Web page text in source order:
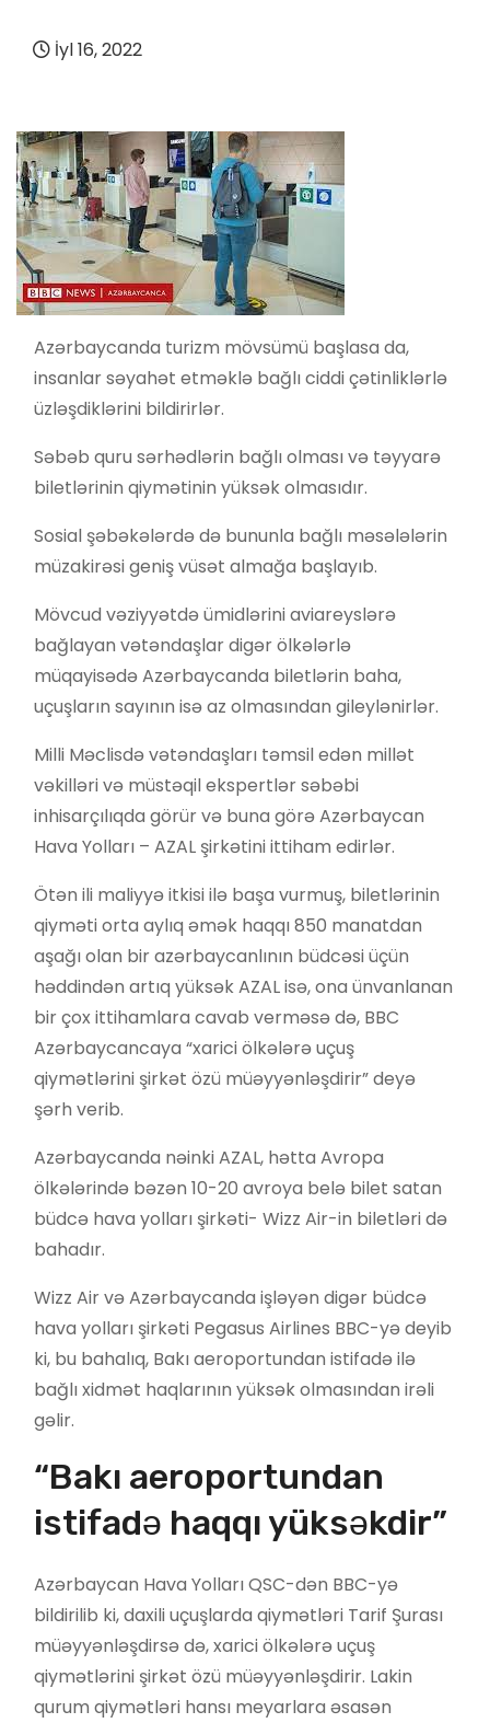
İyl 16, 2022
Azərbaycanda turizm mövsümü başlasa da,
insanlar səyahət etməklə bağlı ciddi çətinliklərlə
üzləşdiklərini bildirirlər.
Səbəb quru sərhədlərin bağlı olması və təyyarə
biletlərinin qiymətinin yüksək olmasıdır.
Sosial şəbəkələrdə də bununla bağlı məsələlərin
müzakirəsi geniş vüsət almağa başlayıb.
Mövcud vəziyyətdə ümidlərini aviareyslərə
bağlayan vətəndaşlar digər ölkələrlə
müqayisədə Azərbaycanda biletlərin baha,
uçuşların sayının isə az olmasından gileylənirlər.
Milli Məclisdə vətəndaşları təmsil edən millət
vəkilləri və müstəqil ekspertlər səbəbi
inhisarçılıqda görür və buna görə Azərbaycan
Hava Yolları – AZAL şirkətini ittiham edirlər.
Ötən ili maliyyə itkisi ilə başa vurmuş, biletlərinin
qiyməti orta aylıq əmək haqqı 850 manatdan
aşağı olan bir azərbaycanlının büdcəsi üçün
həddindən artıq yüksək AZAL isə, ona ünvanlanan
bir çox ittihamlara cavab verməsə də, BBC
Azərbaycancaya “xarici ölkələrə uçuş
qiymətlərini şirkət özü müəyyənləşdirir” deyə
şərh verib.
Azərbaycanda nəinki AZAL, hətta Avropa
ölkələrində bəzən 10-20 avroya belə bilet satan
büdcə hava yolları şirkəti- Wizz Air-in biletləri də
bahadır.
Wizz Air və Azərbaycanda işləyən digər büdcə
hava yolları şirkəti Pegasus Airlines BBC-yə deyib
ki, bu bahalıq, Bakı aeroportundan istifadə ilə
bağlı xidmət haqlarının yüksək olmasından irəli
gəlir.
“Bakı aeroportundan
istifadə haqqı yüksəkdir”
Azərbaycan Hava Yolları QSC-dən BBC-yə
bildirilib ki, daxili uçuşlarda qiymətləri Tarif Şurası
müəyyənləşdirsə də, xarici ölkələrə uçuş
qiymətlərini şirkət özü müəyyənləşdirir. Lakin
qurum qiymətləri hansı meyarlara əsasən